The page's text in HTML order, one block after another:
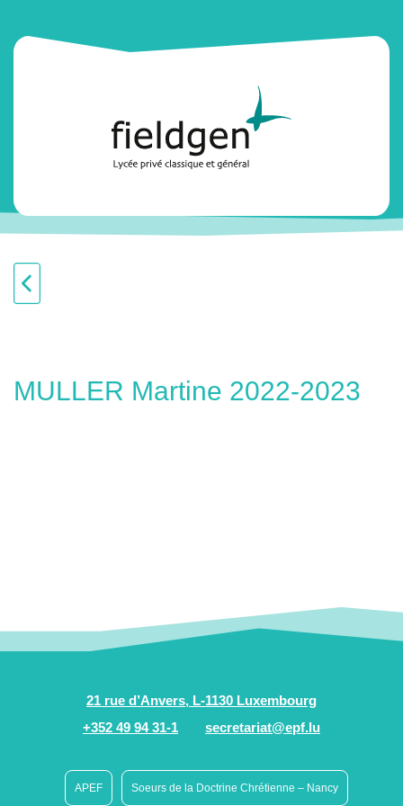
MULLER Martine 2022-2023
21 rue d’Anvers, L-1130 Luxembourg
+352 49 94 31-1
secretariat@epf.lu
APEF Soeurs de la Doctrine Chrétienne – Nancy